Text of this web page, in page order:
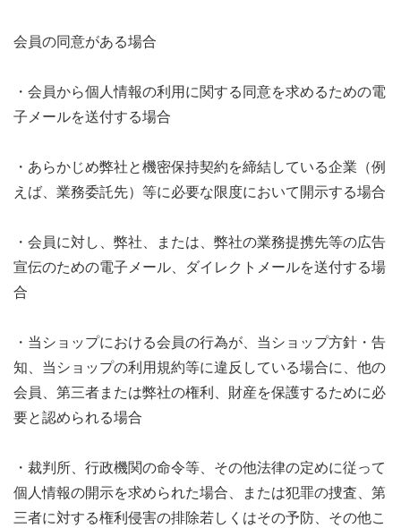
会員の同意がある場合
・会員から個人情報の利用に関する同意を求めるための電
子メールを送付する場合
・あらかじめ弊社と機密保持契約を締結している企業（例
えば、業務委託先）等に必要な限度において開示する場合
・会員に対し、弊社、または、弊社の業務提携先等の広告
宣伝のための電子メール、ダイレクトメールを送付する場
合
・当ショップにおける会員の行為が、当ショップ方針・告
知、当ショップの利用規約等に違反している場合に、他の
会員、第三者または弊社の権利、財産を保護するために必
要と認められる場合
・裁判所、行政機関の命令等、その他法律の定めに従って
個人情報の開示を求められた場合、または犯罪の捜査、第
三者に対する権利侵害の排除若しくはその予防、その他こ